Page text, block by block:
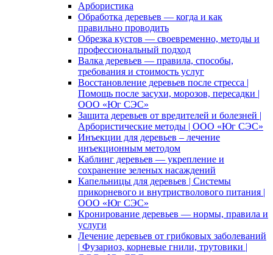
Арбористика
Обработка деревьев — когда и как
правильно проводить
Обрезка кустов — своевременно, методы и
профессиональный подход
Валка деревьев — правила, способы,
требования и стоимость услуг
Восстановление деревьев после стресса |
Помощь после засухи, морозов, пересадки |
ООО «Юг СЭС»
Защита деревьев от вредителей и болезней |
Арбористические методы | ООО «Юг СЭС»
Инъекции для деревьев – лечение
инъекционным методом
Каблинг деревьев — укрепление и
сохранение зеленых насаждений
Капельницы для деревьев | Системы
прикорневого и внутристволового питания |
ООО «Юг СЭС»
Кронирование деревьев — нормы, правила и
услуги
Лечение деревьев от грибковых заболеваний
| Фузариоз, корневые гнили, трутовики |